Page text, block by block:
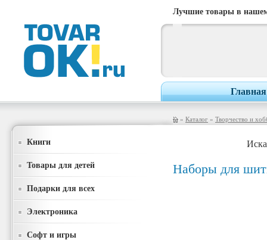
Лучшие товары в
Главная
» Каталог » Творчество и
Книги
Товары для детей
Подарки для всех
Электроника
Софт и игры
Наборы для